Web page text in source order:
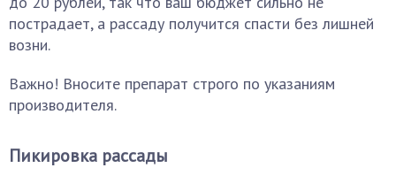
пострадает, а рассаду получится спасти без лишней
возни.
Важно! Вносите препарат строго по указаниям
производителя.
Пикировка рассады